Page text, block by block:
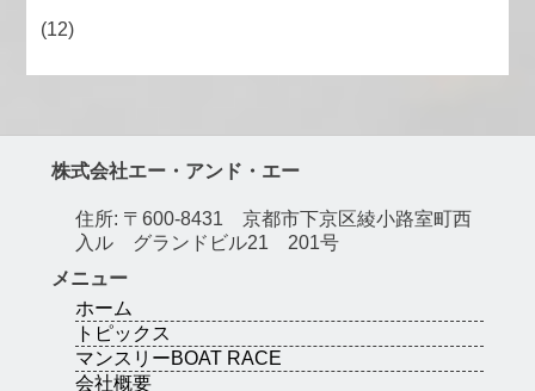
(12)
株式会社エー・アンド・エー
住所: 〒600-8431 京都市下京区綾小路室町西
入ル グランドビル21 201号
メニュー
ホーム
トピックス
マンスリーBOAT RACE
会社概要